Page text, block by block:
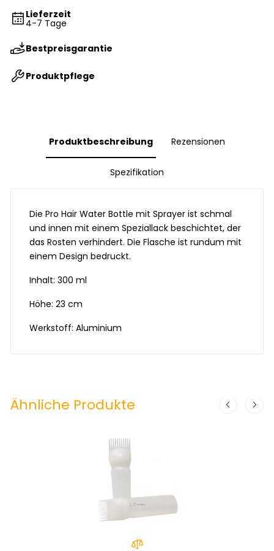
Lieferzeit
4-7 Tage
Bestpreisgarantie
Produktpflege
Produktbeschreibung Rezensionen
Spezifikation
Die Pro Hair Water Bottle mit Sprayer ist schmal
und innen mit einem Speziallack beschichtet, der
das Rosten verhindert. Die Flasche ist rundum mit
einem Design bedruckt.
Inhalt: 300 ml
Höhe: 23 cm
Werkstoff: Aluminium
Ähnliche Produkte